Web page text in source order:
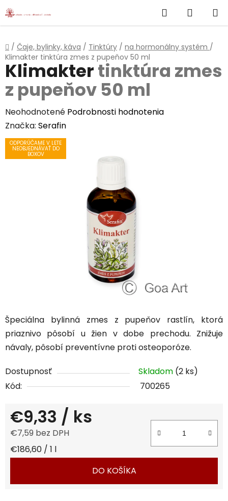
Prejsť
na
Hľadať
KOŠÍK
Domov
/ Čaje, bylinky, káva / Tinktúry / na hormonálny systém /
Klimakter tinktúra zmes z pupeňov 50 ml
Špeciálna bylinná zmes z pupeňov rastlín, ktorá
priaznivo pôsobí u žien v dobe prechodu. Znižuje
návaly, pôsobí preventívne proti osteoporóze.
Dostupnosť Skladom (2 ks)
Kód:
700265
€9,33 / ks
€7,59 bez DPH
Jednotková cena:
€186,60 / 1 l
DO KOŠÍKA
Klimaktertinktúra zmes
z pupeňov 50 ml
Priemerné
hodnotenie
produktu
Neohodnotené Podrobnosti hodnotenia
Značka: Serafin
ODPORÚČAME V LETE
NEOBJEDNÁVAŤ DO
BOXOV